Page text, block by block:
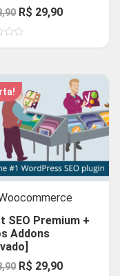
O
preço
original
R$ 48,90.
R$ 29,90O
atual
R$ 29,90.
SEO Premium +
Addons
O
R$ 29,90O